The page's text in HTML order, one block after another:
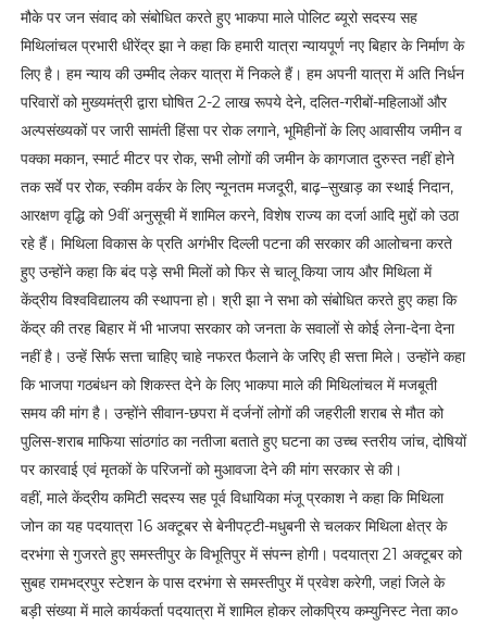
मौके पर जन संवाद को संबोधित करते हुए भाकपा माले पोलिट ब्यूरो सदस्य सह
मिथिलांचल प्रभारी धीरेंद्र झा ने कहा कि हमारी यात्रा न्यायपूर्ण नए बिहार के निर्माण के
लिए है। हम न्याय की उम्मीद लेकर यात्रा में निकले हैं। हम अपनी यात्रा में अति निर्धन
परिवारों को मुख्यमंत्री द्वारा घोषित 2-2 लाख रूपये देने, दलित-गरीबों-महिलाओं और
अल्पसंख्यकों पर जारी सामंती हिंसा पर रोक लगाने, भूमिहीनों के लिए आवासीय जमीन व
पक्का मकान, स्मार्ट मीटर पर रोक, सभी लोगों की जमीन के कागजात दुरुस्त नहीं होने
तक सर्वे पर रोक, स्कीम वर्कर के लिए न्यूनतम मजदूरी, बाढ़–सुखाड़ का स्थाई निदान,
आरक्षण वृद्धि को 9वीं अनुसूची में शामिल करने, विशेष राज्य का दर्जा आदि मुद्दों को उठा
रहे हैं। मिथिला विकास के प्रति अगंभीर दिल्ली पटना की सरकार की आलोचना करते
हुए उन्होंने कहा कि बंद पड़े सभी मिलों को फिर से चालू किया जाय और मिथिला में
केंद्रीय विश्वविद्यालय की स्थापना हो। श्री झा ने सभा को संबोधित करते हुए कहा कि
केंद्र की तरह बिहार में भी भाजपा सरकार को जनता के सवालों से कोई लेना-देना देना
नहीं है। उन्हें सिर्फ सत्ता चाहिए चाहे नफरत फैलाने के जरिए ही सत्ता मिले। उन्होंने कहा
कि भाजपा गठबंधन को शिकस्त देने के लिए भाकपा माले की मिथिलांचल में मजबूती
समय की मांग है। उन्होंने सीवान-छपरा में दर्जनों लोगों की जहरीली शराब से मौत को
पुलिस-शराब माफिया सांठगांठ का नतीजा बताते हुए घटना का उच्च स्तरीय जांच, दोषियों
पर कारवाई एवं मृतकों के परिजनों को मुआवजा देने की मांग सरकार से की।
वहीं, माले केंद्रीय कमिटी सदस्य सह पूर्व विधायिका मंजू प्रकाश ने कहा कि मिथिला
जोन का यह पदयात्रा 16 अक्टूबर से बेनीपट्टी-मधुबनी से चलकर मिथिला क्षेत्र के
दरभंगा से गुजरते हुए समस्तीपुर के विभूतिपुर में संपन्न होगी‌। पदयात्रा 21 अक्टूबर को
सुबह रामभद्रपुर स्टेशन के पास दरभंगा से समस्तीपुर में प्रवेश करेगी, जहां जिले के
बड़ी संख्या में माले कार्यकर्ता पदयात्रा में शामिल होकर लोकप्रिय कम्युनिस्ट नेता का०